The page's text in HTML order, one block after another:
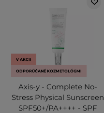
V AKCII
ODPORÚČANÉ KOZMETOLÓGMI
Axis-y - Complete No-
Stress Physical Sunscreen
SPF50+/PA++++ - SPF